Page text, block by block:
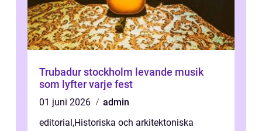
Trubadur stockholm levande musik
som lyfter varje fest
01 juni 2026
admin
editorial,Historiska och arkitektoniska